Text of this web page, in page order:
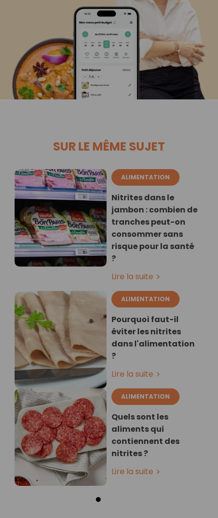
SUR LE MÊME SUJET
ALIMENTATION
Nitrites dans le
jambon : combien de
tranches peut-on
consommer sans
risque pour la santé
?
Lire la suite
ALIMENTATION
Pourquoi faut-il
éviter les nitrites
dans l'alimentation
?
Lire la suite
ALIMENTATION
Quels sont les
aliments qui
contiennent des
nitrites ?
Lire la suite